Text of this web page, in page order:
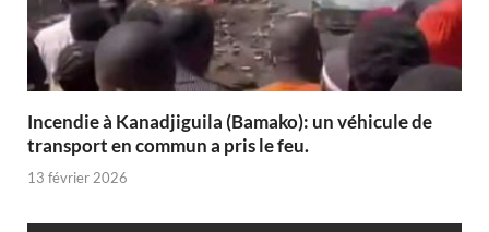
Incendie à Kanadjiguila (Bamako): un véhicule de
transport en commun a pris le feu.
13 février 2026